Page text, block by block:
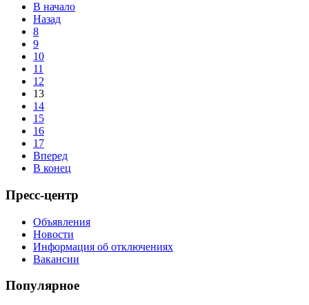
В начало
Назад
8
9
10
11
12
13
14
15
16
17
Вперед
В конец
Пресс-центр
Объявления
Новости
Информация об отключениях
Вакансии
Популярное